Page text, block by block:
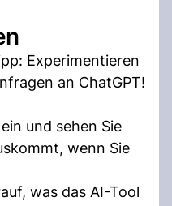
Experimentieren
an ChatGPT!
und sehen Sie
wenn Sie
was das AI-Tool